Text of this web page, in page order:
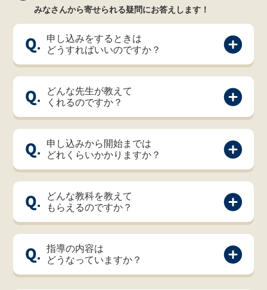
みなさんから寄せられる疑問にお答えします！
Q.
申し込みをするときは
どうすればいいのですか？
Q.
どんな先生が教えて
くれるのですか？
Q.
申し込みから開始までは
どれくらいかかりますか？
Q.
どんな教科を教えて
もらえるのですか？
Q.
指導の内容は
どうなっていますか？